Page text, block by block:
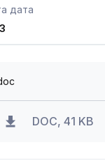
дата
DOC, 41 KB